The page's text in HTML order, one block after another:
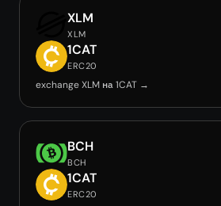
XLM
XLM
1CAT
ERC20
exchange XLM на 1CAT →
BCH
BCH
1CAT
ERC20